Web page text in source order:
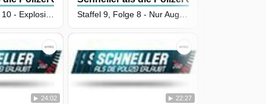
24:02 22:27